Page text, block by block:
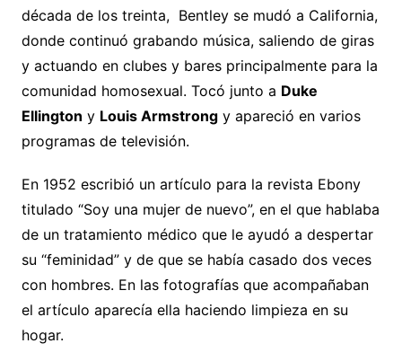
década de los treinta, Bentley se mudó a California,
donde continuó grabando música, saliendo de giras
y actuando en clubes y bares principalmente para la
comunidad homosexual. Tocó junto a Duke
Ellington y Louis Armstrongy apareció en varios
programas de televisión.
En 1952 escribió un artículo para la revista Ebony
titulado “Soy una mujer de nuevo”, en el que hablaba
de un tratamiento médico que le ayudó a despertar
su “feminidad” y de que se había casado dos veces
con hombres. En las fotografías que acompañaban
el artículo aparecía ella haciendo limpieza en su
hogar.